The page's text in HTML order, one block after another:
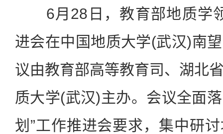
6月28日，教育部地质学领
进会在中国地质大学(武汉)南
议由教育部高等教育司、湖北
质大学(武汉)主办。会议全面
划”工作推进会要求，集中研